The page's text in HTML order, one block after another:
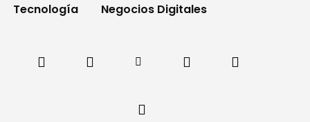
Tecnología
Negocios Digitales